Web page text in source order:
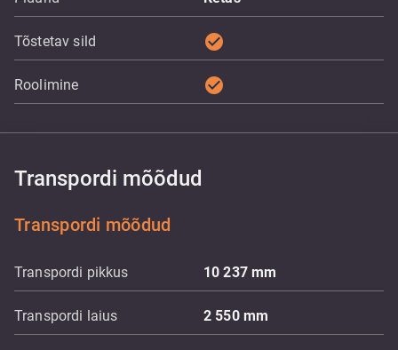
Tõstetav sild check_circle
Roolimine check_circle
Transpordi mõõdud
Transpordi mõõdud
Transpordi pikkus 10 237mm
Transpordi laius 2 550 mm